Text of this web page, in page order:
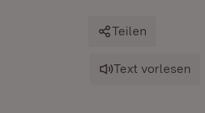
Teilen
Text vorlesen